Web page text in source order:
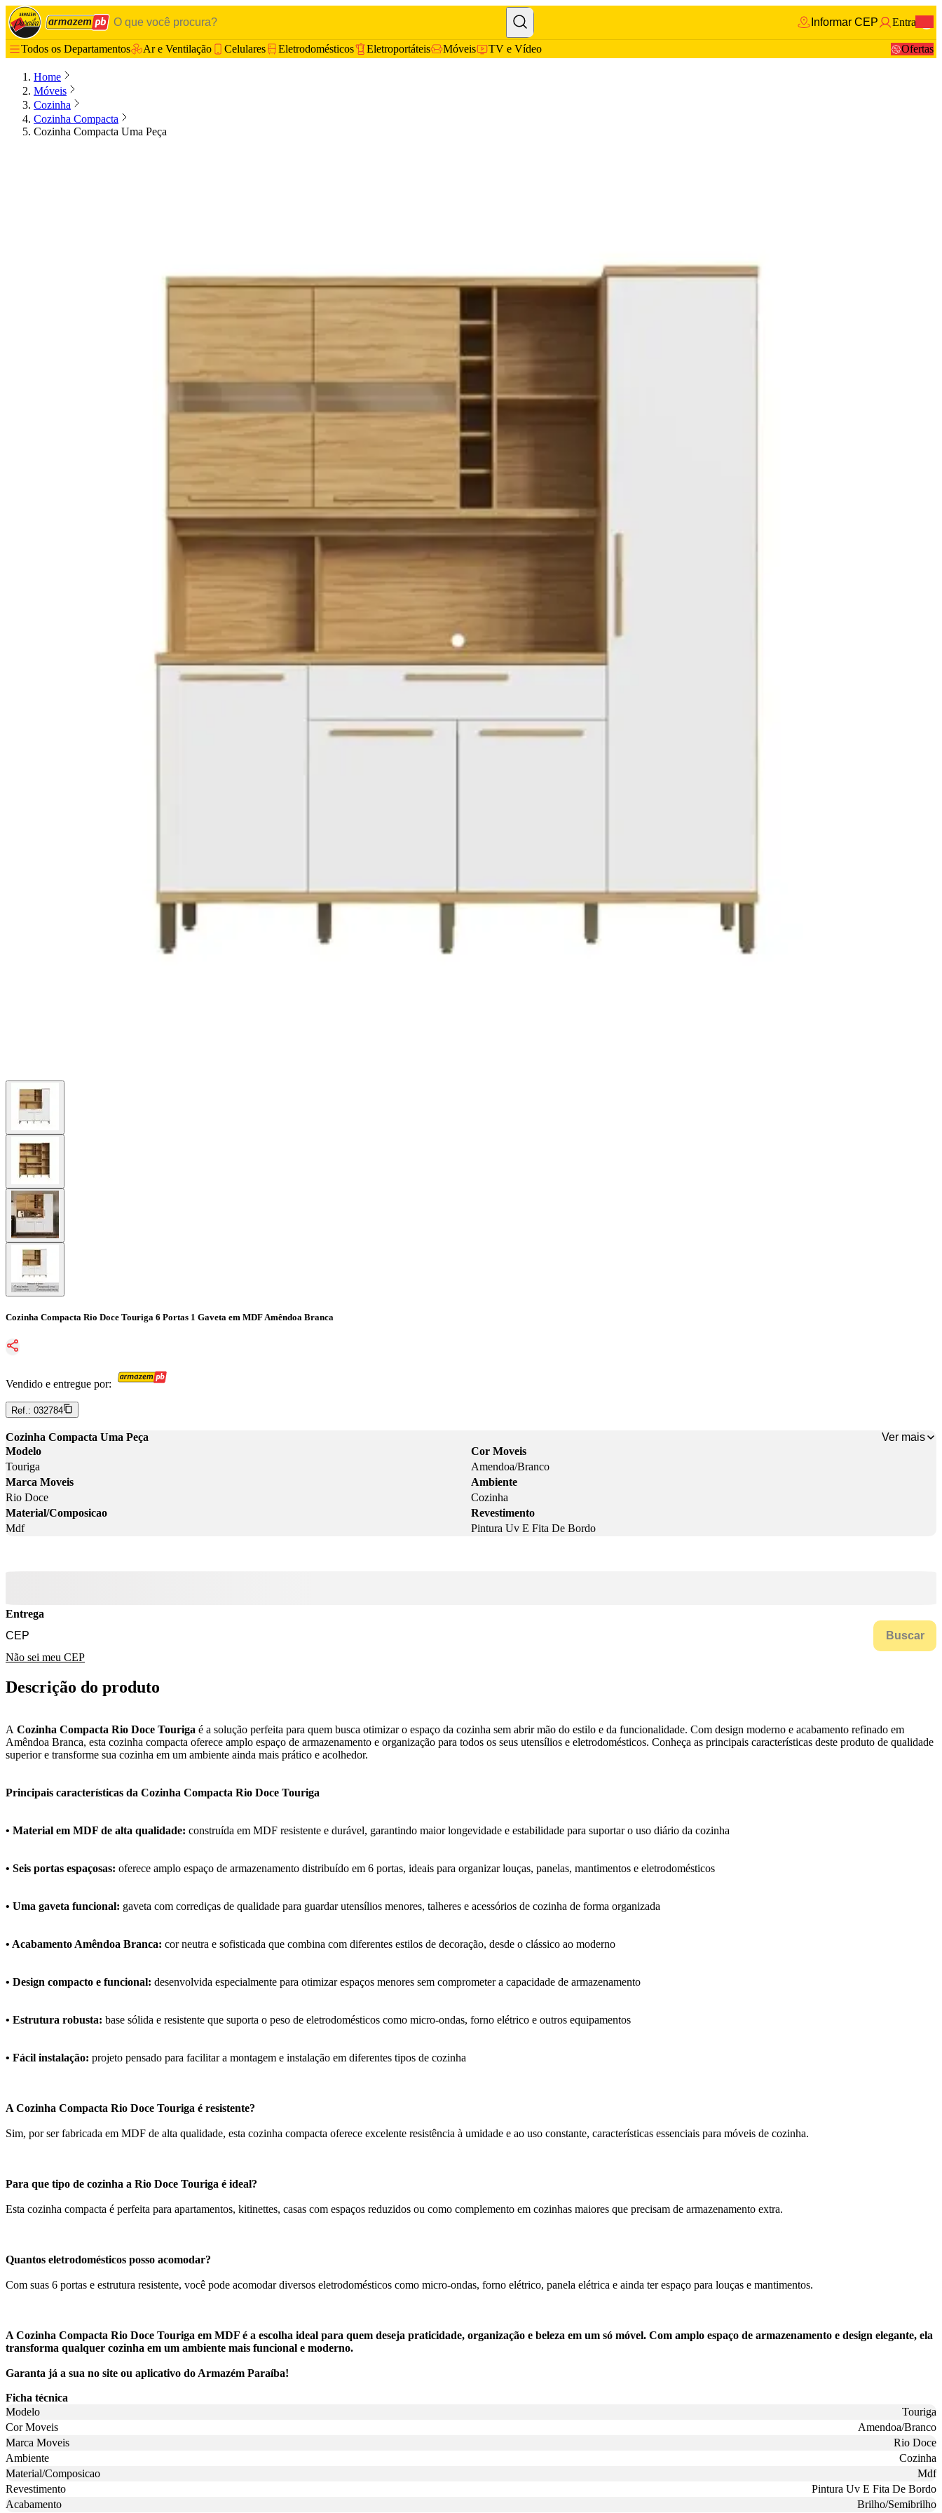
Informar CEP Entrar
Todos os Departamentos Ar e Ventilação Celulares Eletrodomésticos Eletroportáteis Móveis TV e Vídeo Ofertas
Home
Móveis
Cozinha
Cozinha Compacta
Cozinha Compacta Uma Peça
Cozinha Compacta Rio Doce Touriga 6 Portas 1 Gaveta em MDF Amêndoa Branca
Vendido e entregue por:
Ref.: 032784
Cozinha Compacta Uma Peça
Ver mais
Modelo
Touriga
Cor Moveis
Amendoa/Branco
Marca Moveis
Rio Doce
Ambiente
Cozinha
Material/Composicao
Mdf
Revestimento
Pintura Uv E Fita De Bordo
Entrega
Buscar
Não sei meu CEP
Descrição do produto
A Cozinha Compacta Rio Doce Touriga é a solução perfeita para quem busca otimizar o espaço da cozinha sem abrir mão do estilo e da funcionalidade. Com design moderno e acabamento refinado em
Amêndoa Branca, esta cozinha compacta oferece amplo espaço de armazenamento e organização para todos os seus utensílios e eletrodomésticos. Conheça as principais características deste produto de qualidade
superior e transforme sua cozinha em um ambiente ainda mais prático e acolhedor.
Principais características da Cozinha Compacta Rio Doce Touriga
• Material em MDF de alta qualidade: construída em MDF resistente e durável, garantindo maior longevidade e estabilidade para suportar o uso diário da cozinha
• Seis portas espaçosas: oferece amplo espaço de armazenamento distribuído em 6 portas, ideais para organizar louças, panelas, mantimentos e eletrodomésticos
• Uma gaveta funcional: gaveta com corrediças de qualidade para guardar utensílios menores, talheres e acessórios de cozinha de forma organizada
• Acabamento Amêndoa Branca: cor neutra e sofisticada que combina com diferentes estilos de decoração, desde o clássico ao moderno
• Design compacto e funcional: desenvolvida especialmente para otimizar espaços menores sem comprometer a capacidade de armazenamento
• Estrutura robusta: base sólida e resistente que suporta o peso de eletrodomésticos como micro-ondas, forno elétrico e outros equipamentos
• Fácil instalação: projeto pensado para facilitar a montagem e instalação em diferentes tipos de cozinha
A Cozinha Compacta Rio Doce Touriga é resistente?
Sim, por ser fabricada em MDF de alta qualidade, esta cozinha compacta oferece excelente resistência à umidade e ao uso constante, características essenciais para móveis de cozinha.
Para que tipo de cozinha a Rio Doce Touriga é ideal?
Esta cozinha compacta é perfeita para apartamentos, kitinettes, casas com espaços reduzidos ou como complemento em cozinhas maiores que precisam de armazenamento extra.
Quantos eletrodomésticos posso acomodar?
Com suas 6 portas e estrutura resistente, você pode acomodar diversos eletrodomésticos como micro-ondas, forno elétrico, panela elétrica e ainda ter espaço para louças e mantimentos.
A Cozinha Compacta Rio Doce Touriga em MDF é a escolha ideal para quem deseja praticidade, organização e beleza em um só móvel. Com amplo espaço de armazenamento e design elegante, ela
transforma qualquer cozinha em um ambiente mais funcional e moderno.
Garanta já a sua no site ou aplicativo do Armazém Paraíba!
Ficha técnica
Modelo
Touriga
Cor Moveis
Amendoa/Branco
Marca Moveis
Rio Doce
Ambiente
Cozinha
Material/Composicao
Mdf
Revestimento
Pintura Uv E Fita De Bordo
Acabamento
Brilho/Semibrilho